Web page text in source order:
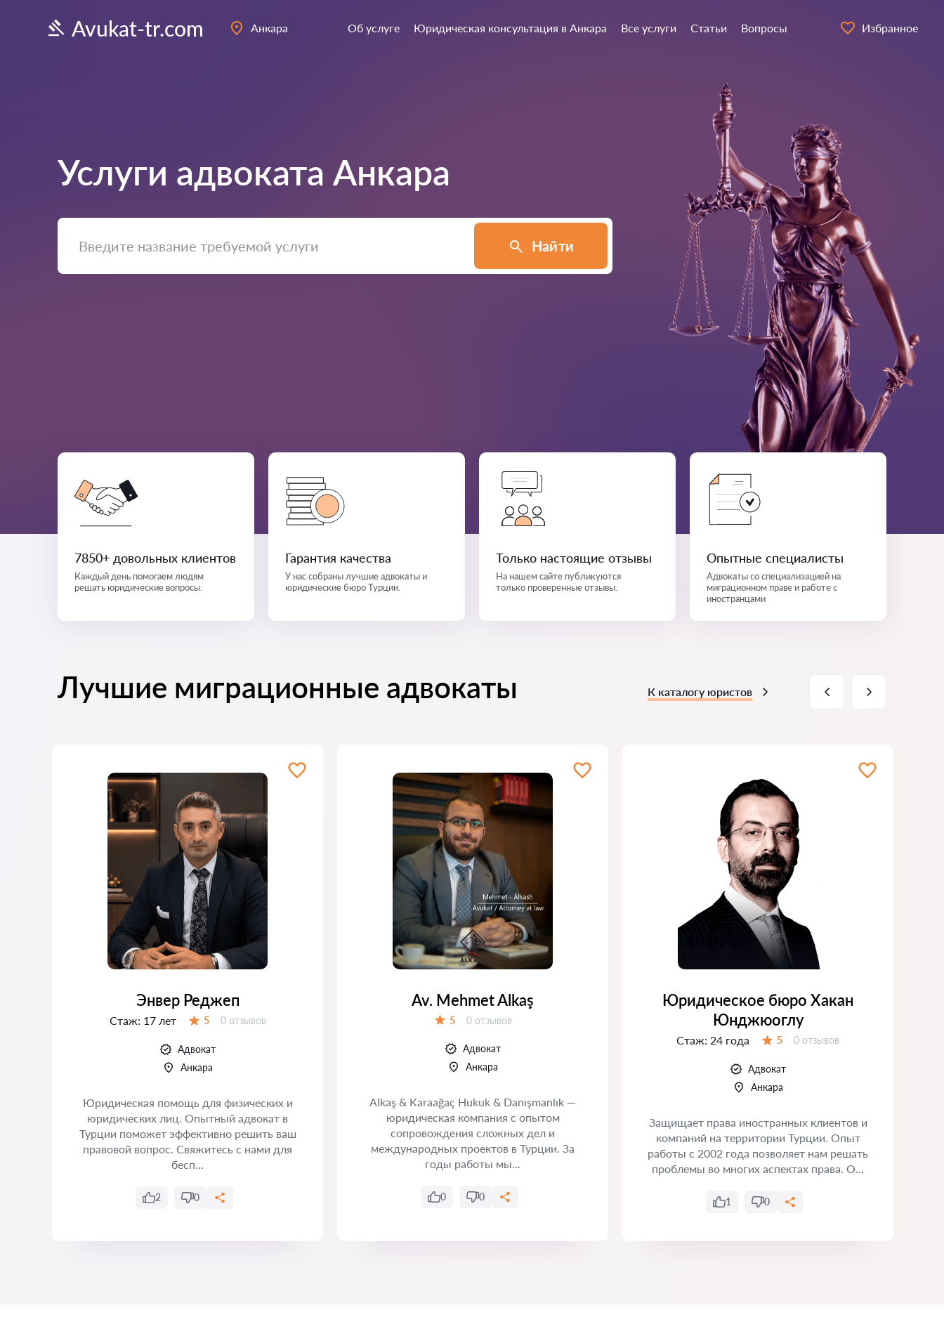
Avukat-tr.com Анкара Об услуге Юридическая консультация в Анкара Все услуги Статьи Вопросы Избранное
Услуги адвоката Анкара
Найти
7850+ довольных клиентов
Каждый день помогаем людям
решать юридические вопросы.
Гарантия качества
У нас собраны лучшие адвокаты и
юридические бюро Турции.
Только настоящие отзывы
На нашем сайте публикуются
только проверенные отзывы.
Опытные специалисты
Адвокаты со специализацией на
миграционном праве и работе с
иностранцами
Лучшие миграционные адвокаты К каталогу юристов
Энвер Реджеп
Стаж: 17 лет 5 Отзывов:
0 отзывов
Адвокат
Анкара
Юридическая помощь для физических и
юридических лиц. Опытный адвокат в
Турции поможет эффективно решить ваш
правовой вопрос. Свяжитесь с нами для
бесп...
2 0
Av. Mehmet Alkaş
5 Отзывов:
0 отзывов
Адвокат
Анкара
Alkaş & Karaağaç Hukuk & Danışmanlık —
юридическая компания с опытом
сопровождения сложных дел и
международных проектов в Турции. За
годы работы мы...
0 0
Юридическое бюро Хакан
Юнджюоглу
Стаж: 24 года 5 Отзывов:
0 отзывов
Адвокат
Анкара
Защищает права иностранных клиентов и
компаний на территории Турции. Опыт
работы с 2002 года позволяет нам решать
проблемы во многих аспектах права. О...
1 0